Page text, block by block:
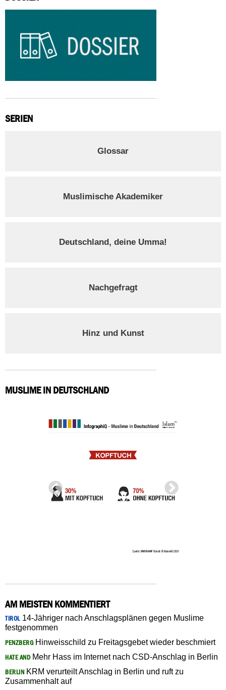
SERIEN
Glossar
Muslimische Akademiker
Deutschland, deine Umma!
Nachgefragt
Hinz und Kunst
MUSLIME IN DEUTSCHLAND
AM MEISTEN KOMMENTIERT
TIROL14-Jähriger nach Anschlagsplänen gegen Muslime
festgenommen
PENZBERGHinweisschild zu Freitagsgebet wieder beschmiert
HATE ANDMehr Hass im Internet nach CSD-Anschlag in Berlin
BERLIN KRM verurteilt Anschlag in Berlin und ruft zu
Zusammenhalt auf